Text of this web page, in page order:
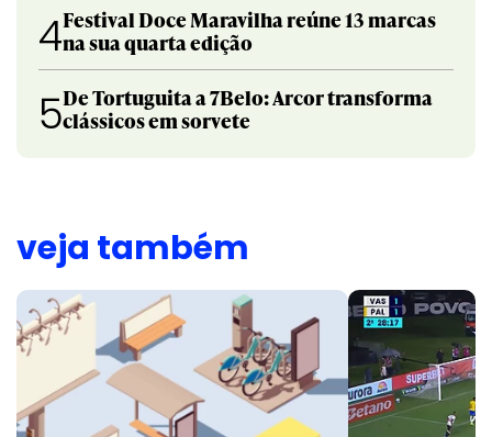
4Festival Doce Maravilha reúne 13 marcas
na sua quarta edição
5De Tortuguita a 7Belo: Arcor transforma
clássicos em sorvete
veja também